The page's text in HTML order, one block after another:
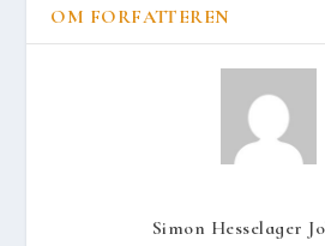
OM FORFATTEREN
Simon Hesselager